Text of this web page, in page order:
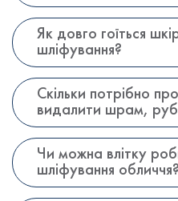
Як довго гоїться
шліфування?
Скільки потрібно
видалити шрам,
Чи можна влітку
шліфування обличчя?